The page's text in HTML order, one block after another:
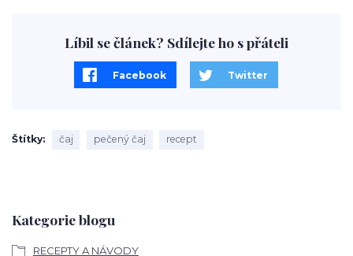
Kategorie blogu
RECEPTY A NÁVODY
Líbil se článek? Sdílejte ho s přáteli
Facebook Twitter
Štítky čaj pečený čaj recept